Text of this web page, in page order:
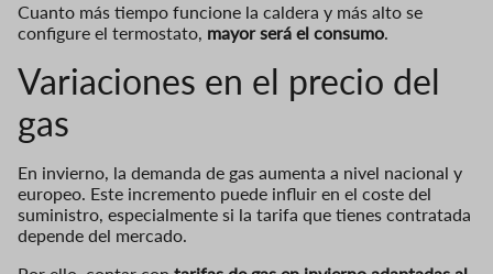
Cuanto más tiempo funcione la caldera y más alto se
configure el termostato, mayor será el consumo.
Variaciones en el precio del
gas
En invierno, la demanda de gas aumenta a nivel nacional y
europeo. Este incremento puede influir en el coste del
suministro, especialmente si la tarifa que tienes contratada
depende del mercado.